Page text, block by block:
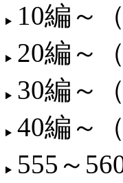
10編～
20編～
30編～
40編～
555～